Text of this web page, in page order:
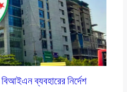
ব্যবহারের নির্দেশ